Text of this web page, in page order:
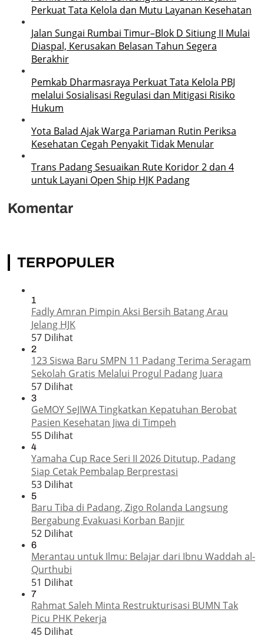
Perkuat Tata Kelola dan Mutu Layanan Kesehatan
Jalan Sungai Rumbai Timur–Blok D Sitiung II Mulai
Diaspal, Kerusakan Belasan Tahun Segera
Berakhir
Pemkab Dharmasraya Perkuat Tata Kelola PBJ
melalui Sosialisasi Regulasi dan Mitigasi Risiko
Hukum
Yota Balad Ajak Warga Pariaman Rutin Periksa
Kesehatan Cegah Penyakit Tidak Menular
Trans Padang Sesuaikan Rute Koridor 2 dan 4
untuk Layani Open Ship HJK Padang
Komentar
TERPOPULER
1
Fadly Amran Pimpin Aksi Bersih Batang Arau
Jelang HJK
57 Dilihat
2
123 Siswa Baru SMPN 11 Padang Terima Seragam
Sekolah Gratis Melalui Progul Padang Juara
57 Dilihat
3
GeMOY SeJIWA Tingkatkan Kepatuhan Berobat
Pasien Kesehatan Jiwa di Timpeh
55 Dilihat
4
Yamaha Cup Race Seri II 2026 Ditutup, Padang
Siap Cetak Pembalap Berprestasi
53 Dilihat
5
Baru Tiba di Padang, Zigo Rolanda Langsung
Bergabung Evakuasi Korban Banjir
52 Dilihat
6
Merantau untuk Ilmu: Belajar dari Ibnu Waddah al-
Qurthubi
51 Dilihat
7
Rahmat Saleh Minta Restrukturisasi BUMN Tak
Picu PHK Pekerja
45 Dilihat